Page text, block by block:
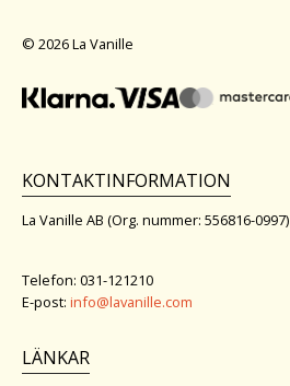
© 2026 La Vanille
KONTAKTINFORMATION
La Vanille AB (Org. nummer: 556816-0997)
Telefon: 031-121210
E-post: info@lavanille.com
LÄNKAR